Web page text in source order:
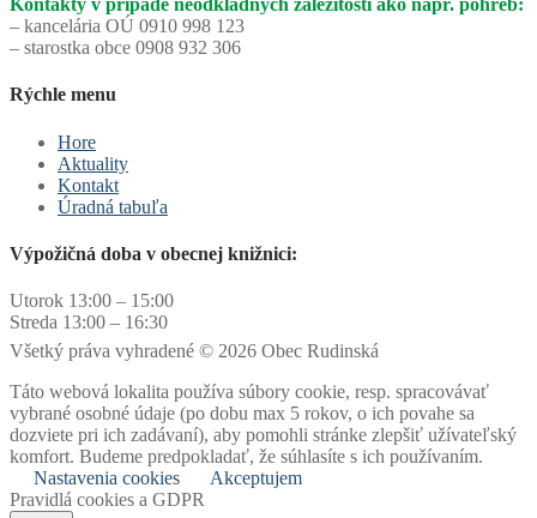
Kontakty v prípade neodkladných záležitostí ako napr. pohreb:
– kancelária OÚ 0910 998 123
– starostka obce 0908 932 306
Rýchle menu
Hore
Aktuality
Kontakt
Úradná tabuľa
Výpožičná doba v obecnej knižnici:
Utorok 13:00 – 15:00
Streda 13:00 – 16:30
Všetký práva vyhradené © 2026 Obec Rudinská
Táto webová lokalita používa súbory cookie, resp. spracovávať
vybrané osobné údaje (po dobu max 5 rokov, o ich povahe sa
dozviete pri ich zadávaní), aby pomohli stránke zlepšiť užívateľský
komfort. Budeme predpokladať, že súhlasíte s ich používaním.
Nastavenia cookies
Akceptujem
Pravidlá cookies a GDPR